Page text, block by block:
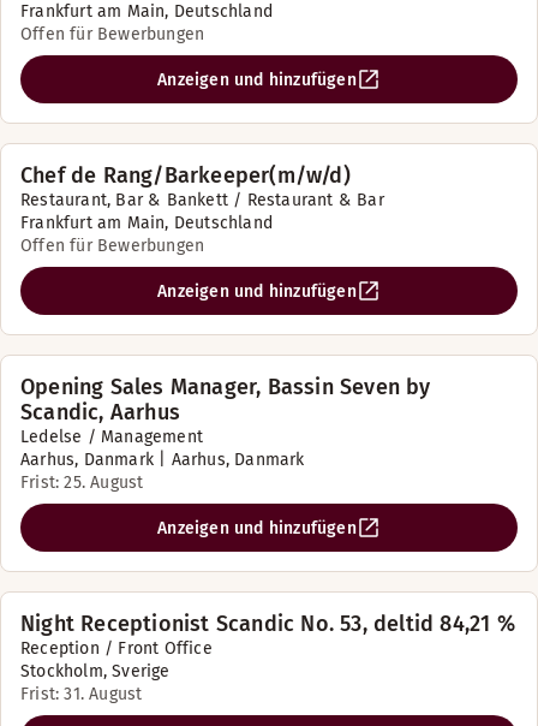
Frankfurt am Main, Deutschland
Offen für Bewerbungen
Anzeigen und hinzufügen
Chef de Rang/Barkeeper(m/w/d)
Restaurant, Bar & Bankett / Restaurant & Bar
Frankfurt am Main, Deutschland
Offen für Bewerbungen
Anzeigen und hinzufügen
Opening Sales Manager, Bassin Seven by
Scandic, Aarhus
Ledelse / Management
Aarhus, Danmark | Aarhus, Danmark
Frist: 25. August
Anzeigen und hinzufügen
Night Receptionist Scandic No. 53, deltid 84,21 %
Reception / Front Office
Stockholm, Sverige
Frist: 31. August